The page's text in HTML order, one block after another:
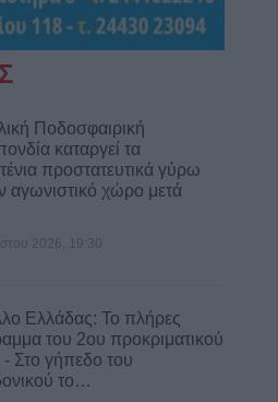
για το χρόνιο
βοοειδών σε
του Περιφερειάρχη
για το θαλάσσιο
η κηδεία του
Ποδοσφαιρική
καταργεί τα
προστατευτικά γύρω
αγωνιστικό χώρο μετά
2026, 19:30
Ελλάδας: Το πλήρες
του 2ου προκριματικού
Στο γήπεδο του
το…